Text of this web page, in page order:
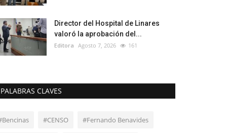
Director del Hospital de Linares
valoró la aprobación del...
Editora Agosto 7, 2026 161
PALABRAS CLAVES
#CENSO #Fernando Benavides